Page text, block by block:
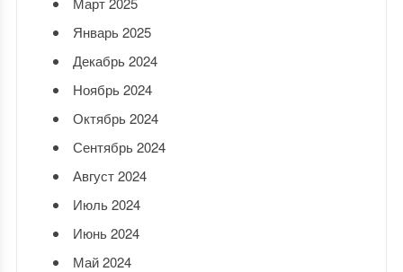
Январь 2025
Декабрь 2024
Ноябрь 2024
Октябрь 2024
Сентябрь 2024
Август 2024
Июль 2024
Июнь 2024
Май 2024